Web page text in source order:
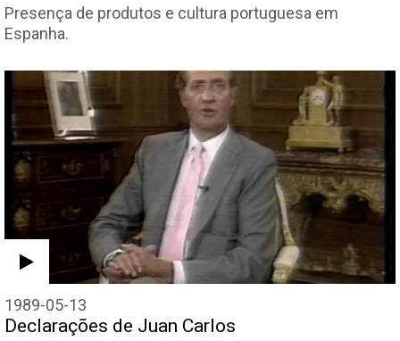
Presença de produtos e cultura portuguesa em
Espanha.
1989-05-13
Declarações de Juan Carlos